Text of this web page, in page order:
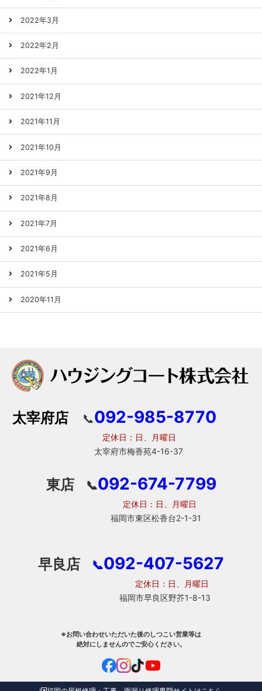
2022年3月
2022年2月
2022年1月
2021年12月
2021年11月
2021年10月
2021年9月
2021年8月
2021年7月
2021年6月
2021年5月
2020年11月
太宰府店 📞092-985-8770
定休日：日、月曜日
太宰府市梅香苑4-16-37
東店 📞092-674-7799
定休日：日、月曜日
福岡市東区松香台2-1-31
早良店 📞092-407-5627
定休日：日、月曜日
福岡市早良区野芥1-8-13
※お問い合わせいただいた後のしつこい営業等は
絶対にしませんのでご安心ください。